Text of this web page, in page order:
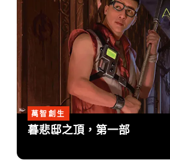
萬智創生
暮悲邸之頂，第一部